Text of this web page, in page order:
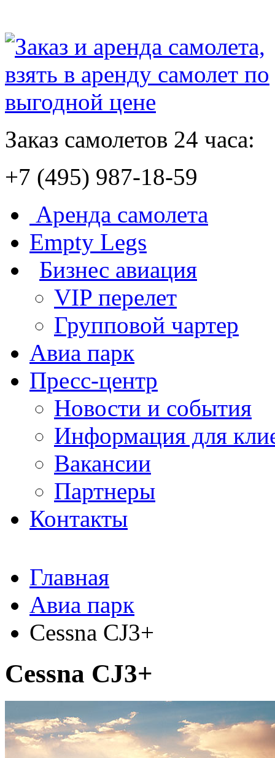
Заказ самолетов 24 часа:
+7 (495) 987-18-59
Аренда самолета
Empty Legs
Бизнес авиация
VIP перелет
Групповой чартер
Авиа парк
Пресс-центр
Новости и события
Информация для
Вакансии
Партнеры
Контакты
Главная
Авиа парк
Cessna CJ3+
Cessna CJ3+